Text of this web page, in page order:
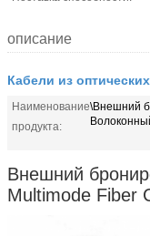
описание
Кабели из
Наименование
продукта:
\Внешний
Внешний
Multimode Fiber